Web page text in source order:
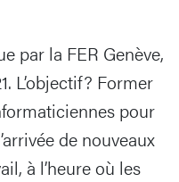
par la FER Genève,
L’objectif? Former
pour
de nouveaux
à l’heure où les